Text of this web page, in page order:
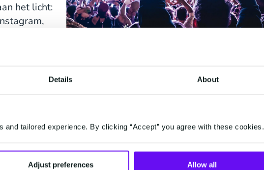
Details About
tailored experience. By clicking “Accept” you agree with these cookies.
Adjust preferences Allow all
het licht:
om dit
nodig
slimme